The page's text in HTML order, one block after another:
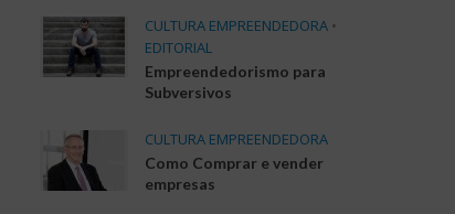
CULTURA EMPREENDEDORA •
EDITORIAL
Empreendedorismo para
Subversivos
CULTURA EMPREENDEDORA
Como Comprar e vender
empresas